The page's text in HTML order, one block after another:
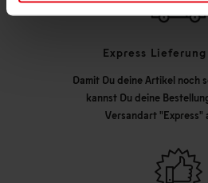
Express
Damit Du deine Artikel noch
kannst Du deine
Versandart "Express"